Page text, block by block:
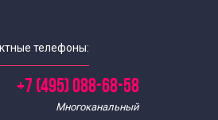
для школьников
экскурсии для школьников
телефоны:
+7 (495) 088-68-58
Многоканальный